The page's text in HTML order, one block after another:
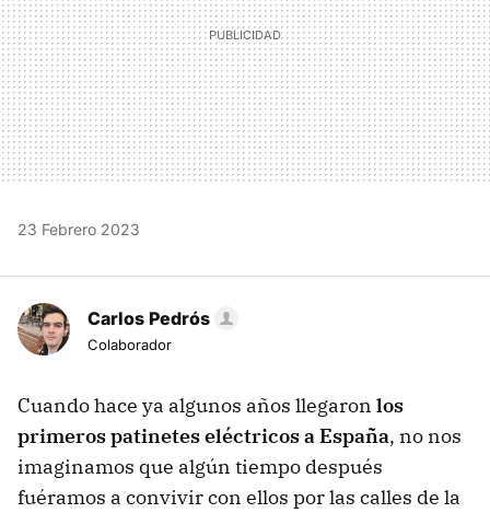
23 Febrero 2023
Carlos Pedrós
Colaborador
Cuando hace ya algunos años llegaron los
primeros patinetes eléctricos a España, no nos
imaginamos que algún tiempo después
fuéramos a convivir con ellos por las calles de la